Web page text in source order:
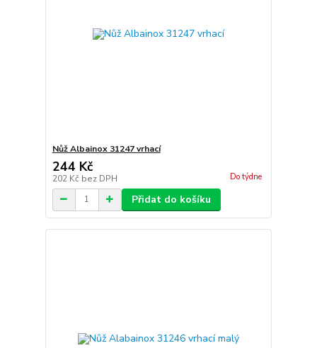
Nůž Albainox 31247 vrhací
244 Kč
202 Kč bez DPH Do týdne
Přidat do košíku